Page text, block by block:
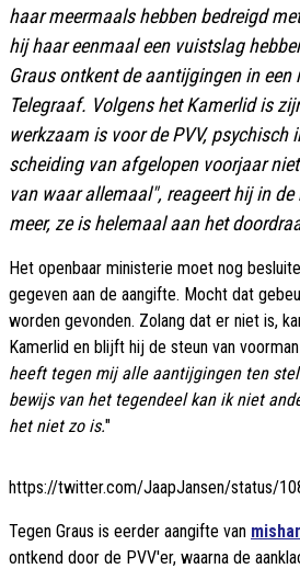
haar meermaals hebben bedreigd
hij haar eenmaal een vuistslag
Graus ontkent de aantijgingen in een
Telegraaf. Volgens het Kamerlid is
werkzaam is voor de PVV, psychisch
scheiding van afgelopen voorjaar
van waar allemaal", reageert hij in de
meer, ze is helemaal aan het
Het openbaar ministerie moet nog
gegeven aan de aangifte. Mocht dat
worden gevonden. Zolang dat er niet is,
Kamerlid en blijft hij de steun van
heeft tegen mij alle aantijgingen ten
bewijs van het tegendeel kan ik niet
het niet zo is."
https://twitter.com/JaapJansen/status/
Tegen Graus is eerder aangifte van
ontkend door de PVV'er, waarna de